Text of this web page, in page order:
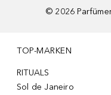
© 2026
TOP-MARKEN
RITUALS
Sol de Janeiro